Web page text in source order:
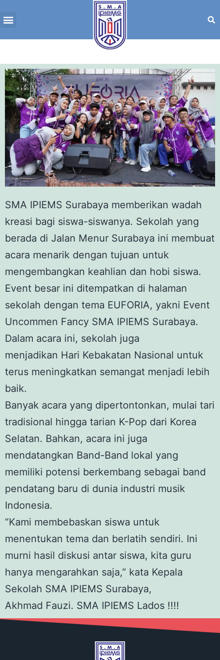
SMA IPIEMS Surabaya memberikan wadah
kreasi bagi siswa-siswanya. Sekolah yang
berada di Jalan Menur Surabaya ini membuat
acara menarik dengan tujuan untuk
mengembangkan keahlian dan hobi siswa.
Event besar ini ditempatkan di halaman
sekolah dengan tema EUFORIA, yakni Event
Uncommen Fancy SMA IPIEMS Surabaya.
Dalam acara ini, sekolah juga
menjadikan Hari Kebakatan Nasional untuk
terus meningkatkan semangat menjadi lebih
baik.
Banyak acara yang dipertontonkan, mulai tari
tradisional hingga tarian K-Pop dari Korea
Selatan. Bahkan, acara ini juga
mendatangkan Band-Band lokal yang
memiliki potensi berkembang sebagai band
pendatang baru di dunia industri musik
Indonesia.
“Kami membebaskan siswa untuk
menentukan tema dan berlatih sendiri. Ini
murni hasil diskusi antar siswa, kita guru
hanya mengarahkan saja,” kata Kepala
Sekolah SMA IPIEMS Surabaya,
Akhmad Fauzi. SMA IPIEMS Lados !!!!